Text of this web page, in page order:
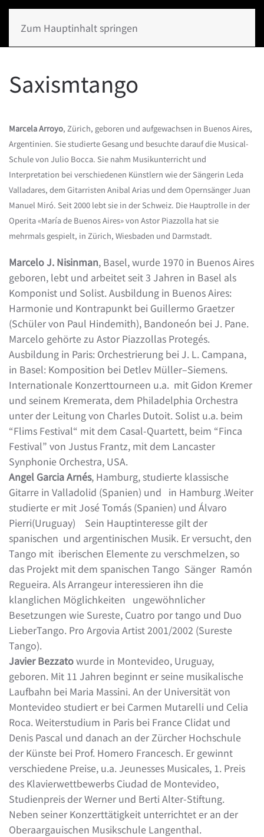
Zum Hauptinhalt springen
Saxismtango
Marcela Arroyo, Zürich, geboren und aufgewachsen in Buenos Aires,
Argentinien. Sie studierte Gesang und besuchte darauf die Musical-
Schule von Julio Bocca. Sie nahm Musikunterricht und
Interpretation bei verschiedenen Künstlern wie der Sängerin Leda
Valladares, dem Gitarristen Anibal Arias und dem Opernsänger Juan
Manuel Miró. Seit 2000 lebt sie in der Schweiz. Die Hauptrolle in der
Operita «María de Buenos Aires» von Astor Piazzolla hat sie
mehrmals gespielt, in Zürich, Wiesbaden und Darmstadt.
Marcelo J. Nisinman, Basel, wurde 1970 in Buenos Aires
geboren, lebt und arbeitet seit 3 Jahren in Basel als
Komponist und Solist. Ausbildung in Buenos Aires:
Harmonie und Kontrapunkt bei Guillermo Graetzer
(Schüler von Paul Hindemith), Bandoneón bei J. Pane.
Marcelo gehörte zu Astor Piazzollas Protegés.
Ausbildung in Paris: Orchestrierung bei J. L. Campana,
in Basel: Komposition bei Detlev Müller–Siemens.
Internationale Konzerttourneen u.a. mit Gidon Kremer
und seinem Kremerata, dem Philadelphia Orchestra
unter der Leitung von Charles Dutoit. Solist u.a. beim
“Flims Festival“ mit dem Casal-Quartett, beim “Finca
Festival” von Justus Frantz, mit dem Lancaster
Synphonie Orchestra, USA.
Angel Garcia Arnés, Hamburg, studierte klassische
Gitarre in Valladolid (Spanien) und in Hamburg .Weiter
studierte er mit José Tomás (Spanien) und Álvaro
Pierri(Uruguay) Sein Hauptinteresse gilt der
spanischen und argentinischen Musik. Er versucht, den
Tango mit iberischen Elemente zu verschmelzen, so
das Projekt mit dem spanischen Tango Sänger Ramón
Regueira. Als Arrangeur interessieren ihn die
klanglichen Möglichkeiten ungewöhnlicher
Besetzungen wie Sureste, Cuatro por tango und Duo
LieberTango. Pro Argovia Artist 2001/2002 (Sureste
Tango).
Javier Bezzatowurde in Montevideo, Uruguay,
geboren. Mit 11 Jahren beginnt er seine musikalische
Laufbahn bei Maria Massini. An der Universität von
Montevideo studiert er bei Carmen Mutarelli und Celia
Roca. Weiterstudium in Paris bei France Clidat und
Denis Pascal und danach an der Zürcher Hochschule
der Künste bei Prof. Homero Francesch. Er gewinnt
verschiedene Preise, u.a. Jeunesses Musicales, 1. Preis
des Klavierwettbewerbs Ciudad de Montevideo,
Studienpreis der Werner und Berti Alter-Stiftung.
Neben seiner Konzerttätigkeit unterrichtet er an der
Oberaargauischen Musikschule Langenthal.